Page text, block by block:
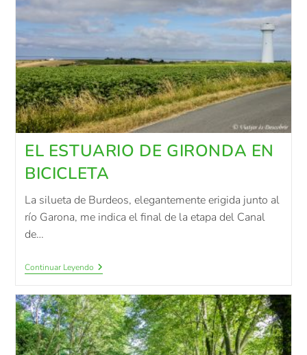
EL ESTUARIO DE GIRONDA EN
BICICLETA
La silueta de Burdeos, elegantemente erigida junto al
río Garona, me indica el final de la etapa del Canal
de…
Continuar Leyendo